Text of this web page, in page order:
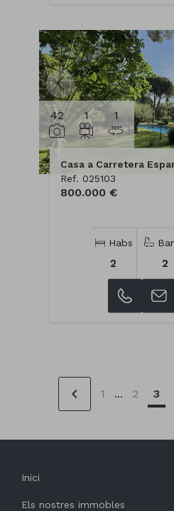
42 1 1
Casa a Carretera
Ref. 025103
800.000 €
Habs
2 2
chevron_left 1 ... 2 3
Inici
Els nostres immobles